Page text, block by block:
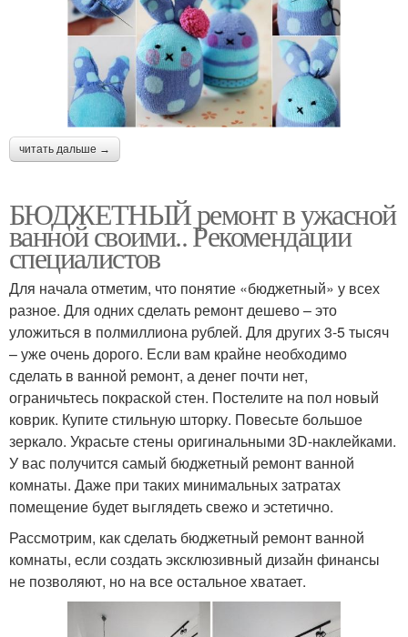
читать дальше →
БЮДЖЕТНЫЙ ремонт в ужасной
ванной своими.. Рекомендации
специалистов
Для начала отметим, что понятие «бюджетный» у всех
разное. Для одних сделать ремонт дешево – это
уложиться в полмиллиона рублей. Для других 3-5 тысяч
– уже очень дорого. Если вам крайне необходимо
сделать в ванной ремонт, а денег почти нет,
ограничьтесь покраской стен. Постелите на пол новый
коврик. Купите стильную шторку. Повесьте большое
зеркало. Украсьте стены оригинальными 3D-наклейками.
У вас получится самый бюджетный ремонт ванной
комнаты. Даже при таких минимальных затратах
помещение будет выглядеть свежо и эстетично.
Рассмотрим, как сделать бюджетный ремонт ванной
комнаты, если создать эксклюзивный дизайн финансы
не позволяют, но на все остальное хватает.